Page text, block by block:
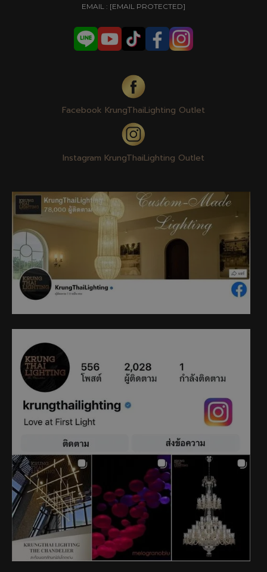
EMAIL : [EMAIL PROTECTED]
Facebook KrungThaiLighting Outlet
Instagram KrungThaiLighting Outlet